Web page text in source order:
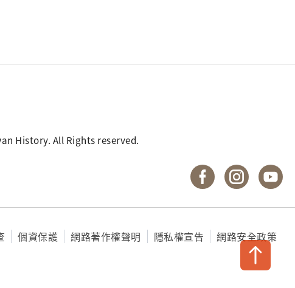
「北」、「潘」等字已
History. All Rights reserved.
國立臺灣歷史博
國立臺灣
個資保護 網路著作權聲明 隱私權宣告 網路安全政策